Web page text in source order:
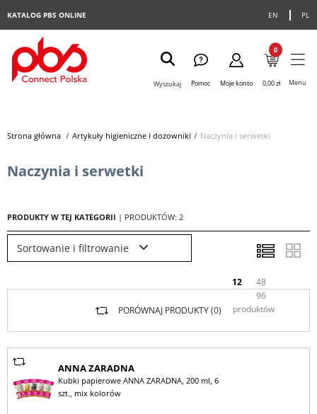
EN PL
KATALOG PBS ONLINE
Wyszukaj Pomoc Moje konto
0
0,00 zł Menu
Strona główna> Artykuły higieniczne i dozowniki> Naczynia i serwetki
Naczynia i serwetki
PRODUKTY W TEJ KATEGORII | PRODUKTÓW: 2
Sortowanie i filtrowanie
12
48
96
produktów
PORÓWNAJ PRODUKTY (0)
ANNA ZARADNA
Kubki papierowe ANNA ZARADNA, 200 ml, 6
szt., mix kolorów